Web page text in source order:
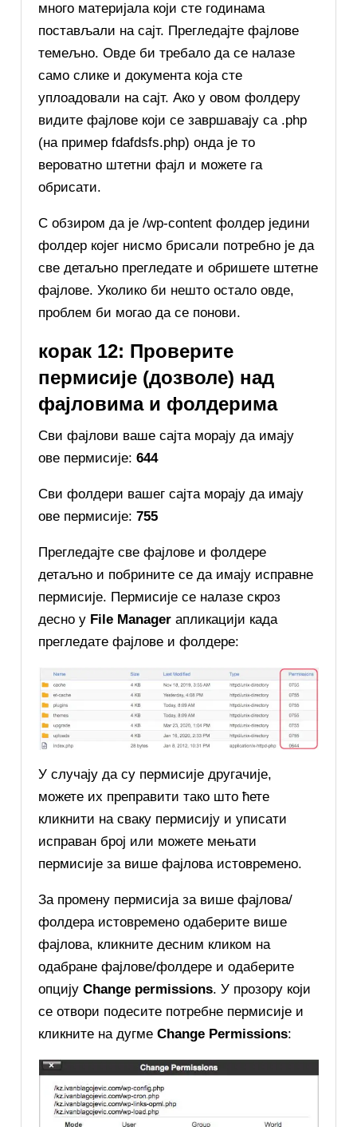
много материјала који сте годинама
постављали на сајт. Прегледајте фајлове
темељно. Овде би требало да се налазе
само слике и документа која сте
уплоадовали на сајт. Ако у овом фолдеру
видите фајлове који се завршавају са .php
(на пример fdafdsfs.php) онда је то
вероватно штетни фајл и можете га
обрисати.
С обзиром да је /wp-content фолдер једини
фолдер којег нисмо брисали потребно је да
све детаљно прегледате и обришете штетне
фајлове. Уколико би нешто остало овде,
проблем би могао да се понови.
корак 12: Проверите
пермисије (дозволе) над
фајловима и фолдерима
Сви фајлови ваше сајта морају да имају
ове пермисије:644
Сви фолдери вашег сајта морају да имају
ове пермисије:755
Прегледајте све фајлове и фолдере
детаљно и побрините се да имају исправне
пермисије. Пермисије се налазе скроз
десно у File Manager апликацији када
прегледате фајлове и фолдере:
У случају да су пермисије другачије,
можете их преправити тако што ћете
кликнити на сваку пермисију и уписати
исправан број или можете мењати
пермисије за више фајлова истовремено.
За промену пермисија за више фајлова/
фолдера истовремено одаберите више
фајлова, кликните десним кликом на
одабране фајлове/фолдере и одаберите
опцијуChange permissions. У прозору који
се отвори подесите потребне пермисије и
кликните на дугмеChange Permissions: